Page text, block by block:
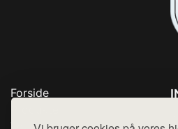
Forside
Top Rabatter